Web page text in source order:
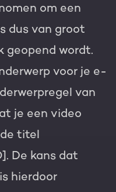
om een
dus van groot
geopend wordt.
voor je e-
van
je een video
titel
De kans dat
hierdoor